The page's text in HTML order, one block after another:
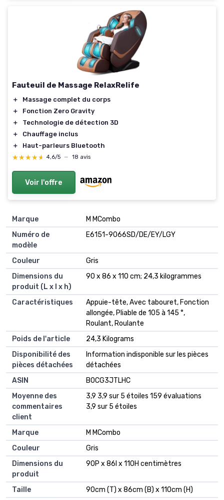
Fauteuil de Massage RelaxRelife
＋
Massage complet du corps
＋
Fonction Zero Gravity
＋
Technologie de détection 3D
＋
Chauffage inclus
＋
Haut-parleurs Bluetooth
★★★★★
★★★★★ 4,6/5 — 18 avis
Voir l'offre
Marque
‎M MCombo
Numéro de
modèle
‎E6151-9066SD/DE/EY/LGY
Couleur
‎Gris
Dimensions du
produit (L x l x h)
‎90 x 86 x 110 cm; 24,3 kilogrammes
Caractéristiques
‎Appuie-tête, Avec tabouret, Fonction
allongée, Pliable de 105 à 145 °,
Roulant, Roulante
Poids de l'article
‎24,3 Kilograms
Disponibilité des
pièces détachées
‎Information indisponible sur les pièces
détachées
ASIN
B0CG3JTLHC
Moyenne des
commentaires
client
3,9 3,9 sur 5 étoiles 159 évaluations
3,9 sur 5 étoiles
Marque
M MCombo
Couleur
Gris
Dimensions du
produit
90P x 86l x 110H centimètres
Taille
90cm (T) x 86cm (B) x 110cm (H)